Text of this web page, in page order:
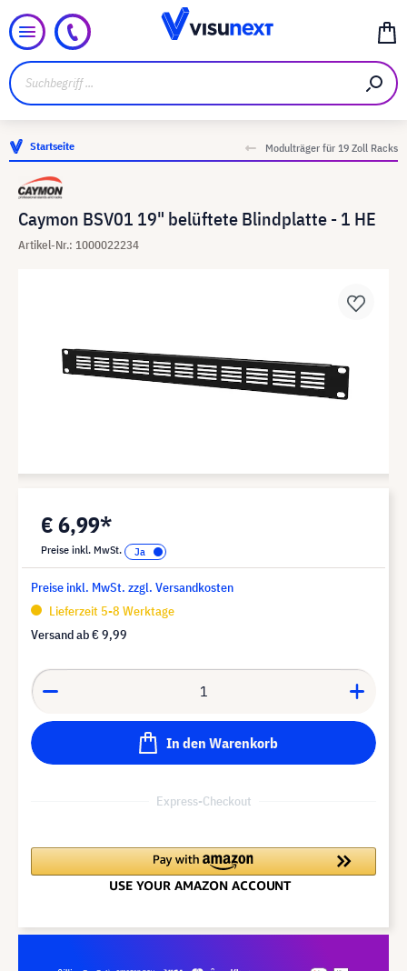
Startseite Modulträger für 19 Zoll Racks
Caymon BSV01 19" belüftete Blindplatte - 1 HE
Artikel-Nr.: 1000022234
€ 6,99*
Preise inkl. MwSt.
Preise inkl. MwSt. zzgl. Versandkosten
Lieferzeit 5-8 Werktage
Versand ab€ 9,99
In den Warenkorb
Express-Checkout